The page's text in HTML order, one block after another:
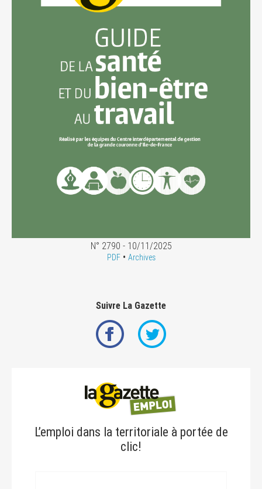
N° 2790 - 10/11/2025
PDF• Archives
Suivre La Gazette
L’emploi dans la territoriale à portée de
clic!